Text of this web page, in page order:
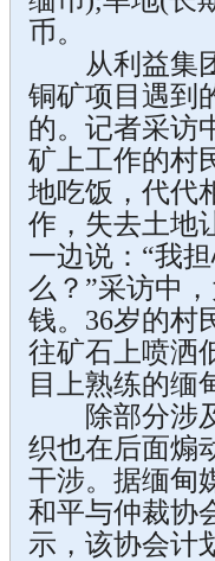
币。
从利益集团
铜矿项目遇到
的。记者采访
矿上工作的村
地吃饭，代代
作，失去土地
一边说：“我
么？”采访中
钱。36岁的村
往矿石上喷洒
目上熟练的缅
除部分涉及
织也在后面煽
干涉。据缅甸
和平与仲裁协
示，该协会计